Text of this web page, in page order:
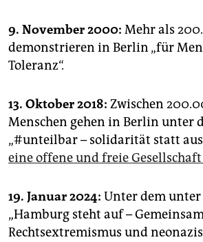
9. November 2000: Mehr als
demonstrieren in Berlin „für
Toleranz“.
13. Oktober 2018: Zwischen
Menschen gehen in Berlin unter
„#unteilbar – solidarität statt
eine offene und freie
19. Januar 2024: Unter dem
„Hamburg steht auf –
Rechtsextremismus und